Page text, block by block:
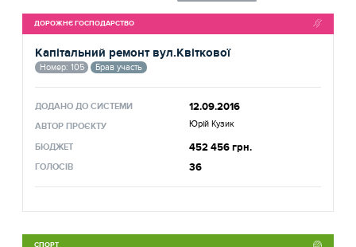
ДОРОЖНЄ ГОСПОДАРСТВО
Капітальний ремонт вул.Квіткової
Номер: 105 Брав участь
ДОДАНО ДО СИСТЕМИ 12.09.2016
АВТОР ПРОЄКТУ Юрій Кузик
БЮДЖЕТ 452 456 грн.
ГОЛОСІВ 36
СПОРТ